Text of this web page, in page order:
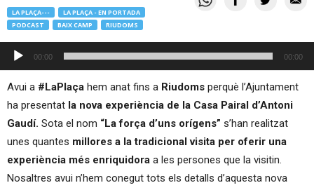
LA PLAÇA---
LA PLAÇA - EN PORTADA
PODCAST
BAIX CAMP RIUDOMS
Reproductor
d'àudio
00:00 00:00
Avui a #LaPlaça hem anat fins a Riudoms perquè l’Ajuntament
ha presentat la nova experiència de la Casa Pairal d’Antoni
Gaudí. Sota el nom “La força d’uns orígens” s’han realitzat
unes quantes millores a la tradicional visita per oferir una
experiència més enriquidora a les persones que la visitin.
Nosaltres avui n’hem conegut tots els detalls d’aquesta nova